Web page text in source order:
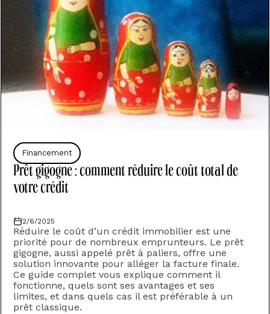
Financement
Prêt gigogne : comment réduire le coût total de
votre crédit
2/6/2025
Réduire le coût d’un crédit immobilier est une
priorité pour de nombreux emprunteurs. Le prêt
gigogne, aussi appelé prêt à paliers, offre une
solution innovante pour alléger la facture finale.
Ce guide complet vous explique comment il
fonctionne, quels sont ses avantages et ses
limites, et dans quels cas il est préférable à un
prêt classique.